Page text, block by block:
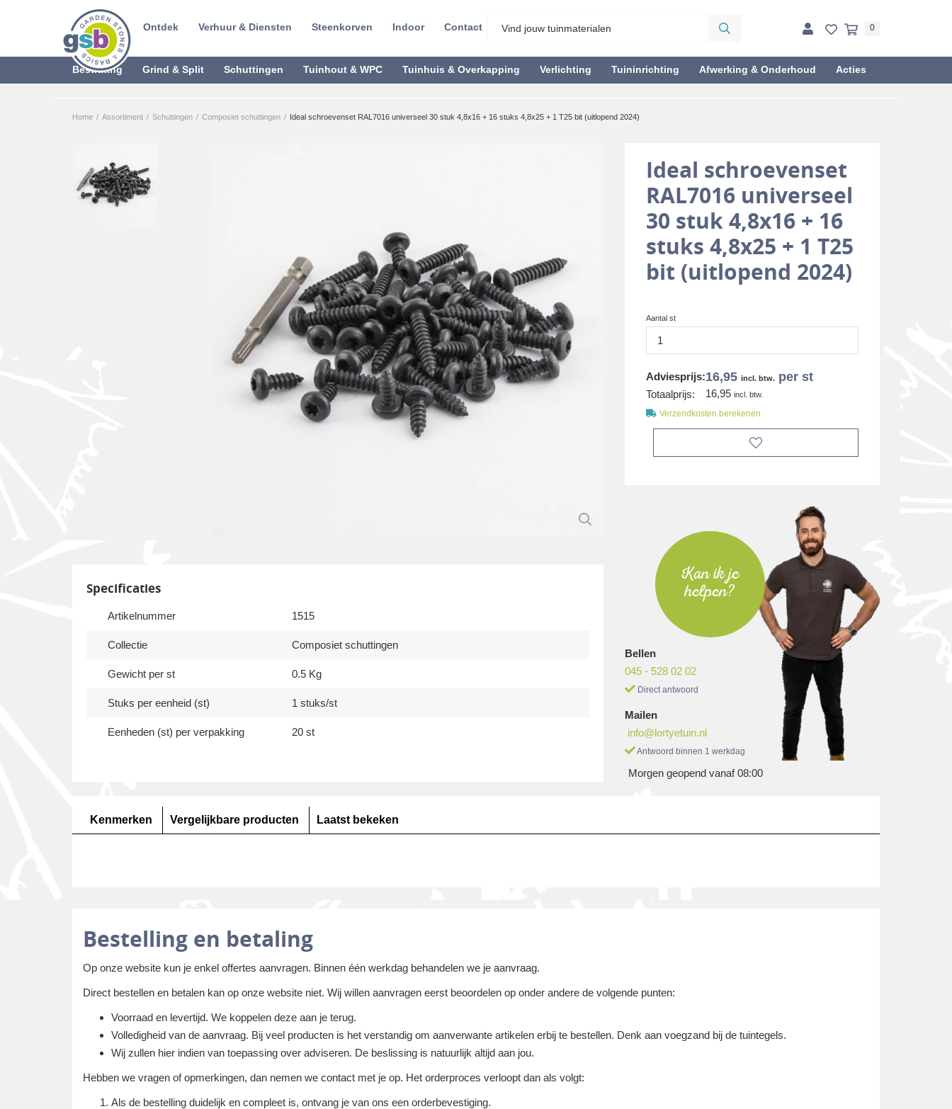
Ontdek Verhuur & Diensten Steenkorven Indoor Contact 0
Bestrating Grind & Split Schuttingen Tuinhout & WPC Tuinhuis & Overkapping Verlichting Tuininrichting Afwerking & Onderhoud Acties
Home / Assortiment / Schuttingen / Composiet schuttingen / Ideal schroevenset RAL7016 universeel 30 stuk 4,8x16 + 16 stuks 4,8x25 + 1 T25 bit (uitlopend 2024)
Specificaties
Artikelnummer 1515
Collectie Composiet schuttingen
Gewicht per st 0.5 Kg
Stuks per eenheid (st) 1 stuks/st
Eenheden (st) per verpakking 20 st
Ideal schroevenset
RAL7016 universeel
30 stuk 4,8x16 + 16
stuks 4,8x25 + 1 T25
bit (uitlopend 2024)
Aantal st
Adviesprijs:16,95 incl. btw. per st
Totaalprijs: 16,95 incl. btw.
Verzendkosten berekenen
Kan ik je
helpen?
Bellen
045 - 528 02 02
Direct antwoord
Mailen
info@lortyetuin.nl
Antwoord binnen 1 werkdag
Morgen geopend vanaf 08:00
Kenmerken Vergelijkbare producten Laatst bekeken
Bestelling en betaling
Op onze website kun je enkel offertes aanvragen. Binnen één werkdag behandelen we je aanvraag.
Direct bestellen en betalen kan op onze website niet. Wij willen aanvragen eerst beoordelen op onder andere de volgende punten:
Voorraad en levertijd. We koppelen deze aan je terug.
Volledigheid van de aanvraag. Bij veel producten is het verstandig om aanverwante artikelen erbij te bestellen. Denk aan voegzand bij de tuintegels.
Wij zullen hier indien van toepassing over adviseren. De beslissing is natuurlijk altijd aan jou.
Hebben we vragen of opmerkingen, dan nemen we contact met je op. Het orderproces verloopt dan als volgt:
Als de bestelling duidelijk en compleet is, ontvang je van ons een orderbevestiging.